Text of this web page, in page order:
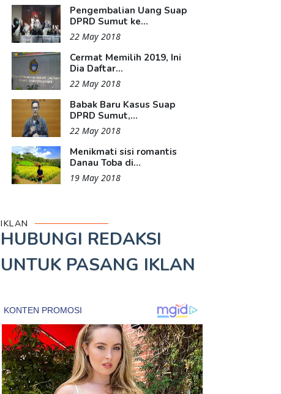
Pengembalian Uang Suap
DPRD Sumut ke...
22 May 2018
Cermat Memilih 2019, Ini
Dia Daftar...
22 May 2018
Babak Baru Kasus Suap
DPRD Sumut,...
22 May 2018
Menikmati sisi romantis
Danau Toba di...
19 May 2018
IKLAN
HUBUNGI REDAKSI
UNTUK PASANG IKLAN